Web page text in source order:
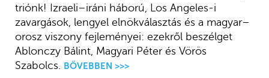
triónk! Izraeli–iráni háború, Los Angeles-i
zavargások, lengyel elnökválasztás és a magyar–
orosz viszony fejleményei: ezekről beszélget
Ablonczy Bálint, Magyari Péter és Vörös
Szabolcs.
BŐVEBBEN >>>